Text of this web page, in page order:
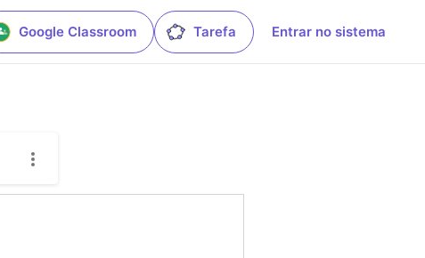
Google Classroom Tarefa Entrar no sistema